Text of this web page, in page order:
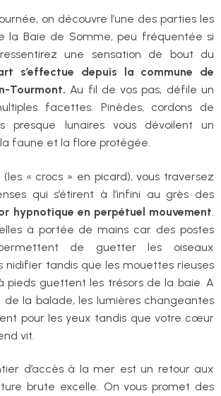
on découvre l’une des parties les
la Baie de Somme, peu fréquentée si
une sensation de bout du
s’effectue depuis la commune de
Tourmont. Au fil de vos pas, défile un
facettes. Pinèdes, cordons de
presque lunaires vous dévoilent un
faune et la flore protégée.
(les « crocs » en picard), vous traversez
qui s’étirent à l’infini au grès des
hypnotique en perpétuel mouvement
à portée de mains car des postes
permettent de guetter les oiseaux
nidifier tandis que les mouettes rieuses
pieds guettent les trésors de la baie. A
la balade, les lumières changeantes
pour les yeux tandis que votre cœur
vit.
d’accès à la mer est un retour aux
brute excelle. On vous promet des